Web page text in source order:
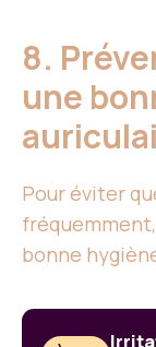
8.
une
Pour éviter
bonne